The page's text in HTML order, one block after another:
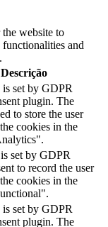
the website to
and
Descrição
set by GDPR
plugin. The
to store the user
cookies in the
set by GDPR
to record the user
cookies in the
set by GDPR
plugin. The